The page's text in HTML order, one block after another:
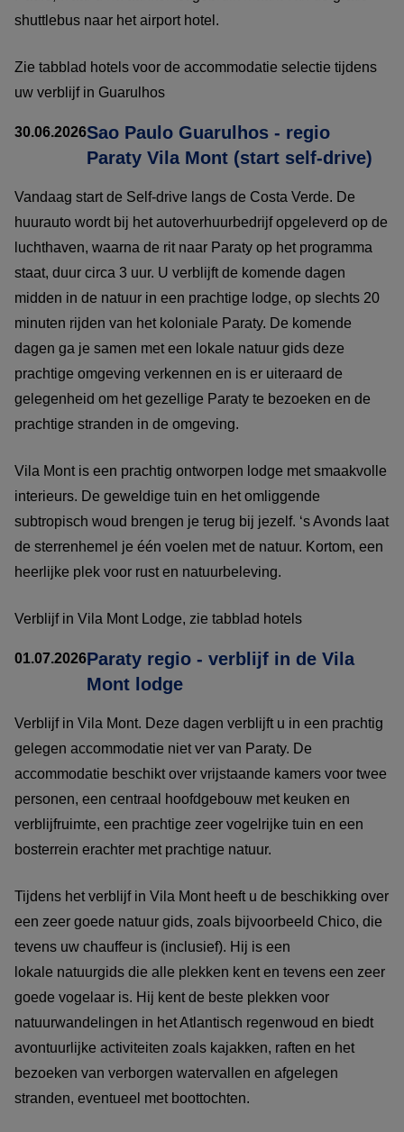
shuttlebus naar het airport hotel.
Zie tabblad hotels voor de accommodatie selectie tijdens
uw verblijf in Guarulhos
30.06.2026Sao Paulo Guarulhos - regio
Paraty Vila Mont (start self-drive)
Vandaag start de Self-drive langs de Costa Verde. De
huurauto wordt bij het autoverhuurbedrijf opgeleverd op de
luchthaven, waarna de rit naar Paraty op het programma
staat, duur circa 3 uur. U verblijft de komende dagen
midden in de natuur in een prachtige lodge, op slechts 20
minuten rijden van het koloniale Paraty. De komende
dagen ga je samen met een lokale natuur gids deze
prachtige omgeving verkennen en is er uiteraard de
gelegenheid om het gezellige Paraty te bezoeken en de
prachtige stranden in de omgeving.
Vila Mont is een prachtig ontworpen lodge met smaakvolle
interieurs. De geweldige tuin en het omliggende
subtropisch woud brengen je terug bij jezelf. ‘s Avonds laat
de sterrenhemel je één voelen met de natuur. Kortom, een
heerlijke plek voor rust en natuurbeleving.
Verblijf in Vila Mont Lodge, zie tabblad hotels
01.07.2026Paraty regio - verblijf in de Vila
Mont lodge
Verblijf in Vila Mont. Deze dagen verblijft u in een prachtig
gelegen accommodatie niet ver van Paraty. De
accommodatie beschikt over vrijstaande kamers voor twee
personen, een centraal hoofdgebouw met keuken en
verblijfruimte, een prachtige zeer vogelrijke tuin en een
bosterrein erachter met prachtige natuur.
Tijdens het verblijf in Vila Mont heeft u de beschikking over
een zeer goede natuur gids, zoals bijvoorbeeld Chico, die
tevens uw chauffeur is (inclusief). Hij is een
lokale natuurgids die alle plekken kent en tevens een zeer
goede vogelaar is. Hij kent de beste plekken voor
natuurwandelingen in het Atlantisch regenwoud en biedt
avontuurlijke activiteiten zoals kajakken, raften en het
bezoeken van verborgen watervallen en afgelegen
stranden, eventueel met boottochten.